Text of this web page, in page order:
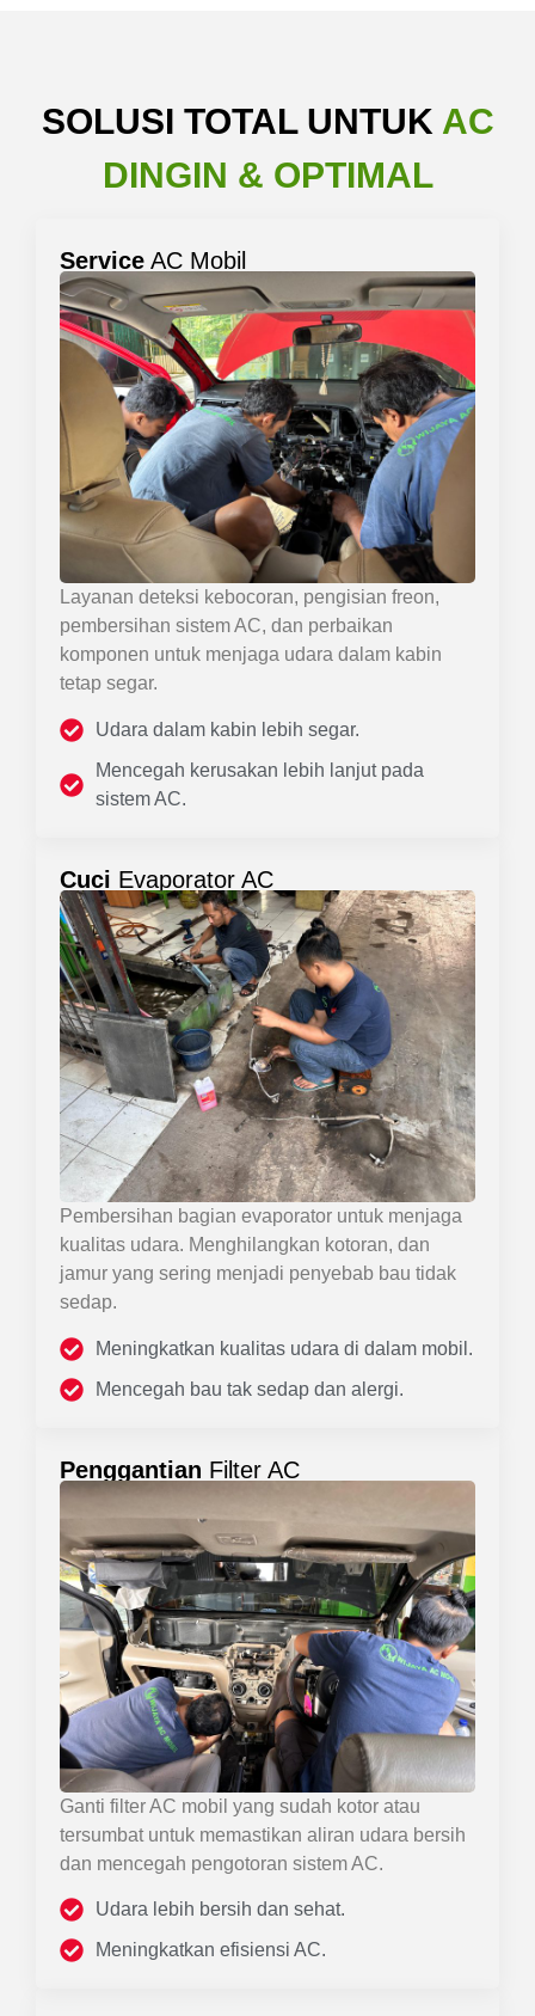
SOLUSI TOTAL UNTUK AC
DINGIN & OPTIMAL
Service AC Mobil
Layanan deteksi kebocoran, pengisian freon,
pembersihan sistem AC, dan perbaikan
komponen untuk menjaga udara dalam kabin
tetap segar.
Udara dalam kabin lebih segar.
Mencegah kerusakan lebih lanjut pada
sistem AC.
Cuci Evaporator AC
Pembersihan bagian evaporator untuk menjaga
kualitas udara. Menghilangkan kotoran, dan
jamur yang sering menjadi penyebab bau tidak
sedap.
Meningkatkan kualitas udara di dalam mobil.
Mencegah bau tak sedap dan alergi.
Penggantian Filter AC
Ganti filter AC mobil yang sudah kotor atau
tersumbat untuk memastikan aliran udara bersih
dan mencegah pengotoran sistem AC.
Udara lebih bersih dan sehat.
Meningkatkan efisiensi AC.